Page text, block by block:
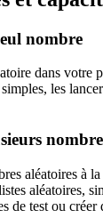
nombre
dans votre
les
aléatoires à
aléatoires,
de test ou créer